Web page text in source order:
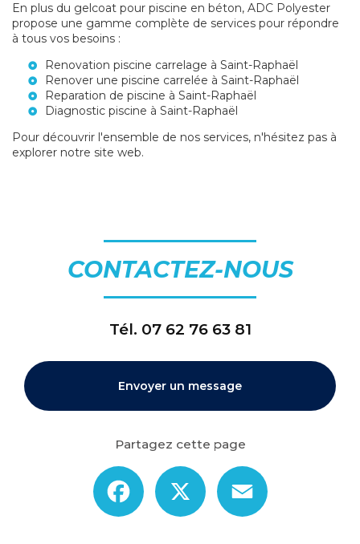
En plus du gelcoat pour piscine en béton, ADC Polyester
propose une gamme complète de services pour répondre
à tous vos besoins :
Renovation piscine carrelage à Saint-Raphaël
Renover une piscine carrelée à Saint-Raphaël
Reparation de piscine à Saint-Raphaël
Diagnostic piscine à Saint-Raphaël
Pour découvrir l'ensemble de nos services, n'hésitez pas à
explorer notre site web.
CONTACTEZ-NOUS
Tél. 07 62 76 63 81
Envoyer un message
Partagez cette page
Facebook